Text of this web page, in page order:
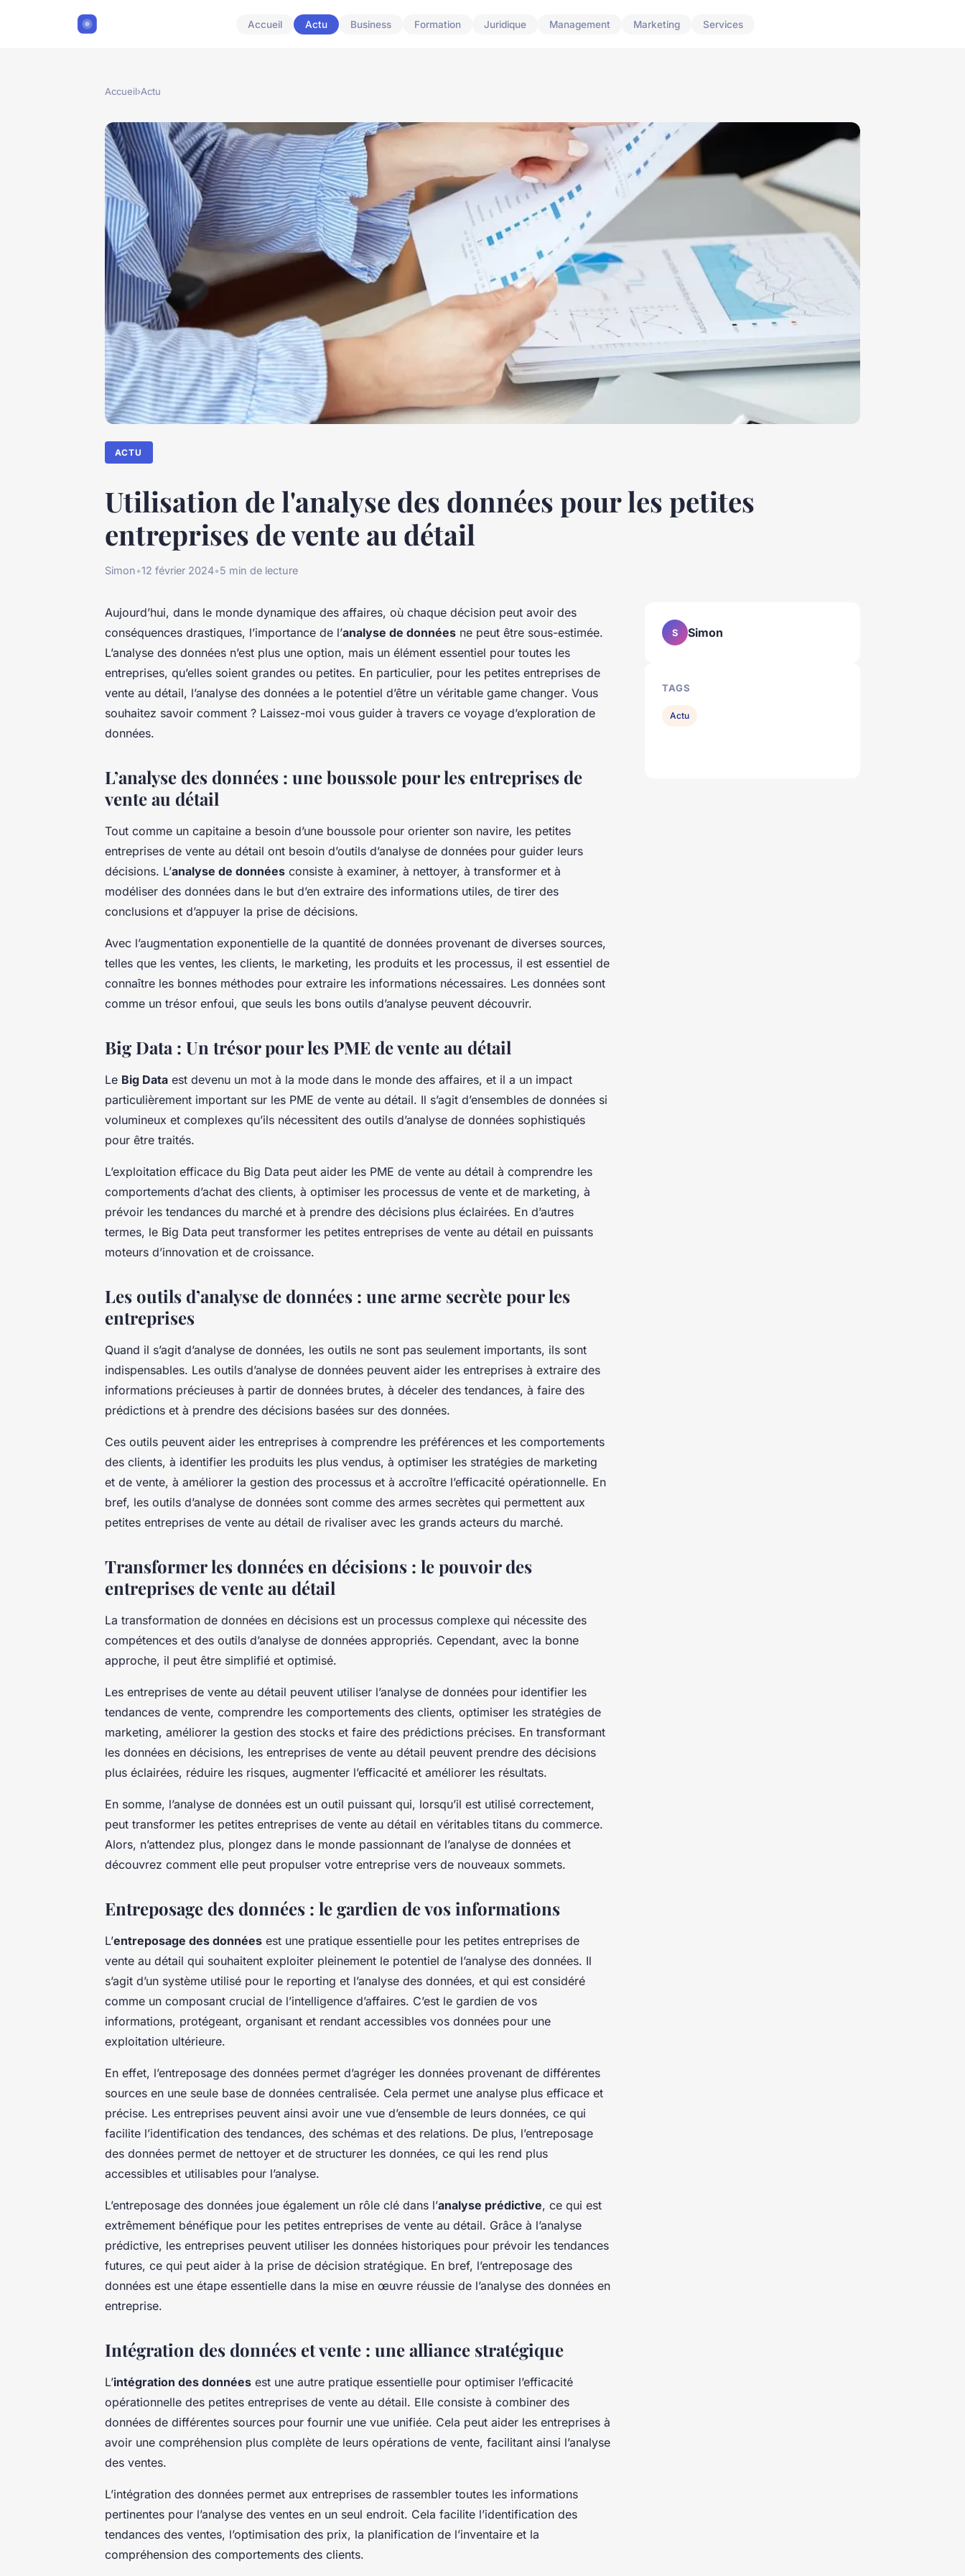
Accueil Actu Business Formation Juridique Management Marketing Services
Accueil›Actu
ACTU
Utilisation de l'analyse des données pour les petites
entreprises de vente au détail
Simon•12 février 2024•5 min de lecture
Aujourd’hui, dans le monde dynamique des affaires, où chaque décision peut avoir des
conséquences drastiques, l’importance de l’analyse de données ne peut être sous-estimée.
L’analyse des données n’est plus une option, mais un élément essentiel pour toutes les
entreprises, qu’elles soient grandes ou petites. En particulier, pour les petites entreprises de
vente au détail, l’analyse des données a le potentiel d’être un véritable game changer. Vous
souhaitez savoir comment ? Laissez-moi vous guider à travers ce voyage d’exploration de
données.
L’analyse des données : une boussole pour les entreprises de
vente au détail
Tout comme un capitaine a besoin d’une boussole pour orienter son navire, les petites
entreprises de vente au détail ont besoin d’outils d’analyse de données pour guider leurs
décisions. L’analyse de données consiste à examiner, à nettoyer, à transformer et à
modéliser des données dans le but d’en extraire des informations utiles, de tirer des
conclusions et d’appuyer la prise de décisions.
Avec l’augmentation exponentielle de la quantité de données provenant de diverses sources,
telles que les ventes, les clients, le marketing, les produits et les processus, il est essentiel de
connaître les bonnes méthodes pour extraire les informations nécessaires. Les données sont
comme un trésor enfoui, que seuls les bons outils d’analyse peuvent découvrir.
Big Data : Un trésor pour les PME de vente au détail
Le Big Data est devenu un mot à la mode dans le monde des affaires, et il a un impact
particulièrement important sur les PME de vente au détail. Il s’agit d’ensembles de données si
volumineux et complexes qu’ils nécessitent des outils d’analyse de données sophistiqués
pour être traités.
L’exploitation efficace du Big Data peut aider les PME de vente au détail à comprendre les
comportements d’achat des clients, à optimiser les processus de vente et de marketing, à
prévoir les tendances du marché et à prendre des décisions plus éclairées. En d’autres
termes, le Big Data peut transformer les petites entreprises de vente au détail en puissants
moteurs d’innovation et de croissance.
Les outils d’analyse de données : une arme secrète pour les
entreprises
Quand il s’agit d’analyse de données, les outils ne sont pas seulement importants, ils sont
indispensables. Les outils d’analyse de données peuvent aider les entreprises à extraire des
informations précieuses à partir de données brutes, à déceler des tendances, à faire des
prédictions et à prendre des décisions basées sur des données.
Ces outils peuvent aider les entreprises à comprendre les préférences et les comportements
des clients, à identifier les produits les plus vendus, à optimiser les stratégies de marketing
et de vente, à améliorer la gestion des processus et à accroître l’efficacité opérationnelle. En
bref, les outils d’analyse de données sont comme des armes secrètes qui permettent aux
petites entreprises de vente au détail de rivaliser avec les grands acteurs du marché.
Transformer les données en décisions : le pouvoir des
entreprises de vente au détail
La transformation de données en décisions est un processus complexe qui nécessite des
compétences et des outils d’analyse de données appropriés. Cependant, avec la bonne
approche, il peut être simplifié et optimisé.
Les entreprises de vente au détail peuvent utiliser l’analyse de données pour identifier les
tendances de vente, comprendre les comportements des clients, optimiser les stratégies de
marketing, améliorer la gestion des stocks et faire des prédictions précises. En transformant
les données en décisions, les entreprises de vente au détail peuvent prendre des décisions
plus éclairées, réduire les risques, augmenter l’efficacité et améliorer les résultats.
En somme, l’analyse de données est un outil puissant qui, lorsqu’il est utilisé correctement,
peut transformer les petites entreprises de vente au détail en véritables titans du commerce.
Alors, n’attendez plus, plongez dans le monde passionnant de l’analyse de données et
découvrez comment elle peut propulser votre entreprise vers de nouveaux sommets.
Entreposage des données : le gardien de vos informations
L’entreposage des données est une pratique essentielle pour les petites entreprises de
vente au détail qui souhaitent exploiter pleinement le potentiel de l’analyse des données. Il
s’agit d’un système utilisé pour le reporting et l’analyse des données, et qui est considéré
comme un composant crucial de l’intelligence d’affaires. C’est le gardien de vos
informations, protégeant, organisant et rendant accessibles vos données pour une
exploitation ultérieure.
En effet, l’entreposage des données permet d’agréger les données provenant de différentes
sources en une seule base de données centralisée. Cela permet une analyse plus efficace et
précise. Les entreprises peuvent ainsi avoir une vue d’ensemble de leurs données, ce qui
facilite l’identification des tendances, des schémas et des relations. De plus, l’entreposage
des données permet de nettoyer et de structurer les données, ce qui les rend plus
accessibles et utilisables pour l’analyse.
L’entreposage des données joue également un rôle clé dans l’analyse prédictive, ce qui est
extrêmement bénéfique pour les petites entreprises de vente au détail. Grâce à l’analyse
prédictive, les entreprises peuvent utiliser les données historiques pour prévoir les tendances
futures, ce qui peut aider à la prise de décision stratégique. En bref, l’entreposage des
données est une étape essentielle dans la mise en œuvre réussie de l’analyse des données en
entreprise.
Intégration des données et vente : une alliance stratégique
L’intégration des données est une autre pratique essentielle pour optimiser l’efficacité
opérationnelle des petites entreprises de vente au détail. Elle consiste à combiner des
données de différentes sources pour fournir une vue unifiée. Cela peut aider les entreprises à
avoir une compréhension plus complète de leurs opérations de vente, facilitant ainsi l’analyse
des ventes.
L’intégration des données permet aux entreprises de rassembler toutes les informations
pertinentes pour l’analyse des ventes en un seul endroit. Cela facilite l’identification des
tendances des ventes, l’optimisation des prix, la planification de l’inventaire et la
compréhension des comportements des clients.
S Simon
TAGS
Actu